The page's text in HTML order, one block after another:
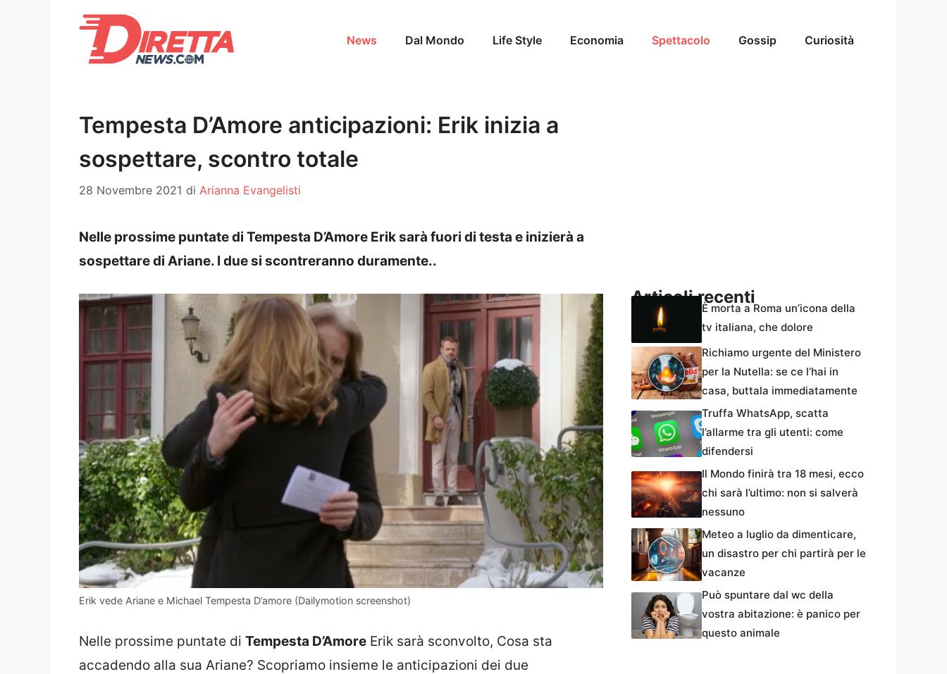
News Dal Mondo Life Style Economia Spettacolo Gossip Curiosità
Tempesta D’Amore anticipazioni: Erik inizia a
sospettare, scontro totale
28 Novembre 2021 di Arianna Evangelisti
Nelle prossime puntate di Tempesta D’Amore Erik sarà fuori di testa e inizierà a
sospettare di Ariane. I due si scontreranno duramente..
Erik vede Ariane e Michael Tempesta D’amore (Dailymotion screenshot)
Nelle prossime puntate di Tempesta D’Amore Erik sarà sconvolto, Cosa sta
accadendo alla sua Ariane? Scopriamo insieme le anticipazioni dei due
Articoli recenti
È morta a Roma un’icona della
tv italiana, che dolore
Richiamo urgente del Ministero
per la Nutella: se ce l’hai in
casa, buttala immediatamente
Truffa WhatsApp, scatta
l’allarme tra gli utenti: come
difendersi
Il Mondo finirà tra 18 mesi, ecco
chi sarà l’ultimo: non si salverà
nessuno
Meteo a luglio da dimenticare,
un disastro per chi partirà per le
vacanze
Può spuntare dal wc della
vostra abitazione: è panico per
questo animale